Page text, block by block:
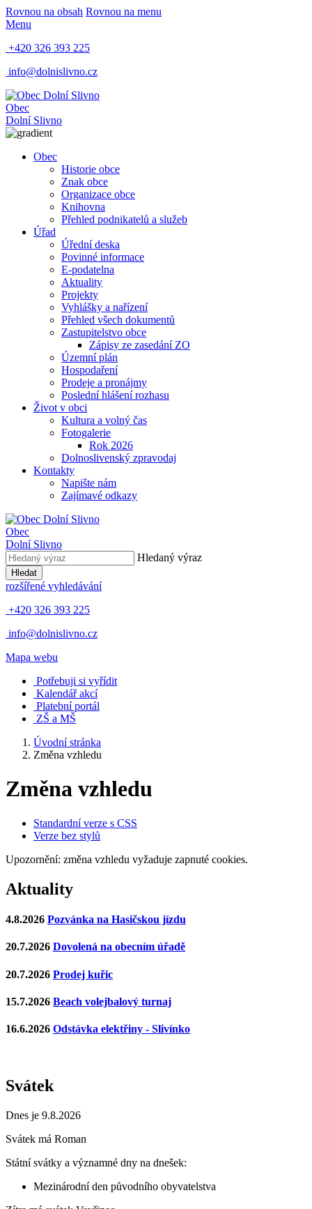
Rovnou na obsah Rovnou na menu
Menu
+420 326 393 225
info@dolnislivno.cz
Obec
Dolní Slivno
Obec
Historie obce
Znak obce
Organizace obce
Knihovna
Přehled podnikatelů a služeb
Úřad
Úřední deska
Povinné informace
E-podatelna
Aktuality
Projekty
Vyhlášky a nařízení
Přehled všech dokumentů
Zastupitelstvo obce
Zápisy ze zasedání ZO
Územní plán
Hospodaření
Prodeje a pronájmy
Poslední hlášení rozhasu
Život v obci
Kultura a volný čas
Fotogalerie
Rok 2026
Dolnoslivenský zpravodaj
Kontakty
Napište nám
Zajímavé odkazy
Obec
Dolní Slivno
Hledaný výraz
Hledat
rozšířené vyhledávání
+420 326 393 225
info@dolnislivno.cz
Mapa webu
Potřebuji si vyřídit
Kalendář akcí
Platební portál
ZŠ a MŠ
Úvodní stránka
Změna vzhledu
Změna vzhledu
Standardní verze s CSS
Verze bez stylů
Upozornění: změna vzhledu vyžaduje zapnuté cookies.
Aktuality
4.8.2026 Pozvánka na Hasičskou jízdu
20.7.2026 Dovolená na obecním úřadě
20.7.2026 Prodej kuřic
15.7.2026 Beach volejbalový turnaj
16.6.2026 Odstávka elektřiny - Slivínko
Svátek
Dnes je 9.8.2026
Svátek má Roman
Státní svátky a významné dny na dnešek:
Mezinárodní den původního obyvatelstva